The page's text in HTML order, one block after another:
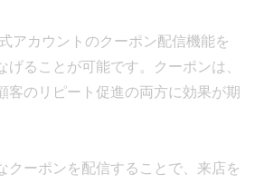
アカウントのクーポン配信機能を
げることが可能です。クーポンは、
客のリピート促進の両方に効果が期
クーポンを配信することで、来店を